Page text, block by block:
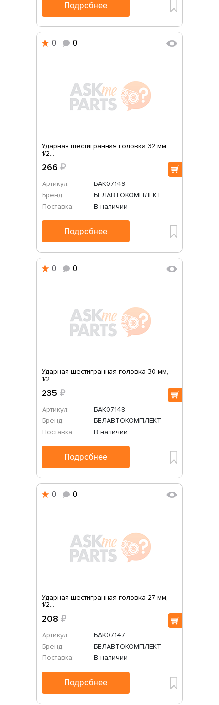
Подробнее
0 0
Ударная шестигранная головка 32 мм,
1/2...
266 ₽
Артикул:
БАК07149
Бренд:
БЕЛАВТОКОМПЛЕКТ
Поставка:
В наличии
Подробнее
0 0
Ударная шестигранная головка 30 мм,
1/2...
235 ₽
Артикул:
БАК07148
Бренд:
БЕЛАВТОКОМПЛЕКТ
Поставка:
В наличии
Подробнее
0 0
Ударная шестигранная головка 27 мм,
1/2...
208 ₽
Артикул:
БАК07147
Бренд:
БЕЛАВТОКОМПЛЕКТ
Поставка:
В наличии
Подробнее